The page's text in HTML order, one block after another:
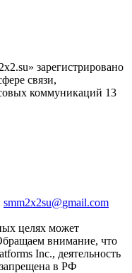
зарегистрировано
связи,
коммуникаций 13
smm2x2su@gmail.com
целях может
внимание, что
Inc., деятельность
в РФ